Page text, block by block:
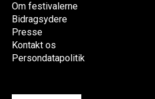
Om festivalerne
Bidragsydere
Presse
Kontakt os
Persondatapolitik